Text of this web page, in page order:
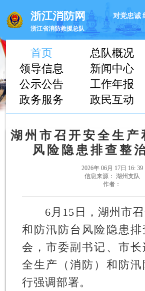
浙江消防网
浙江省消防救援总队
对党忠诚
首页 总队概况
领导信息
新闻中心
公示公告
工作年报
政务服务
政民互动
湖州市召开安全生产
风险隐患排查整
2026年 06月 17日 16: 39
信息来源： 湖州支队
作者：
6月15日，湖州市召
和防汛防台风险隐患排
会，市委副书记、市长
全生产（消防）和防汛
行强调部署。